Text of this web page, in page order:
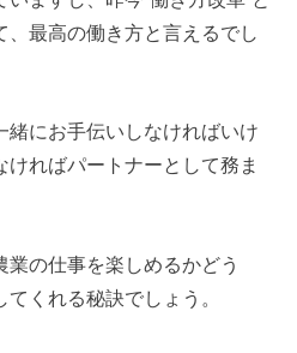
最高の働き方と言えるでし
緒にお手伝いしなければいけ
ればパートナーとして務ま
の仕事を楽しめるかどう
くれる秘訣でしょう。